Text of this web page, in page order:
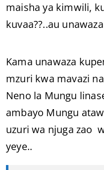
maisha ya kimwili,
kuvaa??..au
Kama unawaza
mzuri kwa mavazi
Neno la Mungu
ambayo Mungu
uzuri wa njuga zao
yeye..